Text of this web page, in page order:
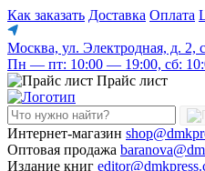
Как заказать Доставка Оплата
Москва, ул. Электродная, д. 2,
Пн — пт: 10:00 — 19:00, сб:
Прайс лист
Интернет-магазин
Оптовая продажа
Издание книг